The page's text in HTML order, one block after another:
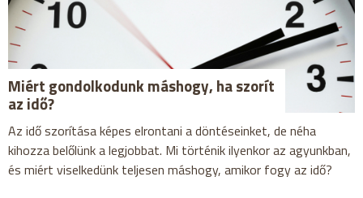
Miért gondolkodunk máshogy, ha szorít
az idő?
Az idő szorítása képes elrontani a döntéseinket, de néha
kihozza belőlünk a legjobbat. Mi történik ilyenkor az agyunkban,
és miért viselkedünk teljesen máshogy, amikor fogy az idő?